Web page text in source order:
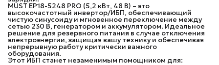
MUST EP18-5248 PRO (5,2 кВт, 48 В) – это
высокочастотный инвертор/ИБП, обеспечивающий
чистую синусоиду и мгновенное переключение между
сетью 230 В, генератором и аккумулятором. Идеальное
решение для резервного питания в случае отключения
электроэнергии, защищая вашу технику и обеспечивая
непрерывную работу критически важного
оборудования.
Этот ИБП станет незаменимым помощником для: